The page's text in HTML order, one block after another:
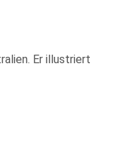
Er illustriert